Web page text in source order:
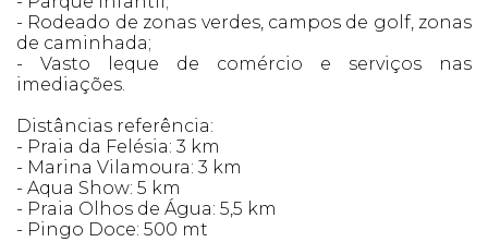
- Rodeado de zonas verdes, campos de golf, zonas
de caminhada;
- Vasto leque de comércio e serviços nas
imediações.
Distâncias referência:
- Praia da Felésia: 3 km
- Marina Vilamoura: 3 km
- Aqua Show: 5 km
- Praia Olhos de Água: 5,5 km
- Pingo Doce: 500 mt